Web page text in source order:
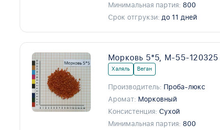
Минимальная партия: 800
Срок отгрукзи: до 11 дней
Морковь 5*5, М-55-120325
Халяль Веган
Производитель: Проба-люкс
Аромат: Морковный
Консистенция: Сухой
Минимальная партия: 800